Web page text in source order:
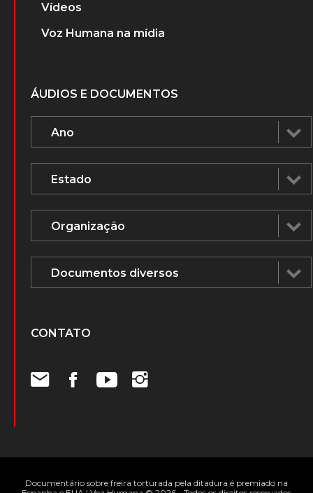
Vídeos
Voz Humana na mídia
ÁUDIOS E DOCUMENTOS
CONTATO
Documentário sobre freira torturada pela ditadura é premiado na